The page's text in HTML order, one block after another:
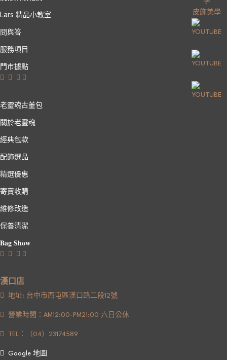
Lars 精品小教室
問與答
服務項目
門市據點
老靈魂古董包
關於老靈魂
經典包款
配飾選品
精選優惠
寄賣收購
維修改造
保養清潔
𝐁𝐚𝐠 𝐒𝐡𝐨𝐰
漢口店
地址: 台中市西屯區漢口路二段12號
營業時間：AM12:00-PM21:00 六日公休
TEL：（04）23174589
Google 地圖
皮飾美學